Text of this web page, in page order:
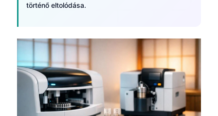
történő eltolódása.
Eesti
日本語
Čeština
Русский
Polski